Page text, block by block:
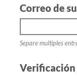
Correo de
Separe multiples
Verificación